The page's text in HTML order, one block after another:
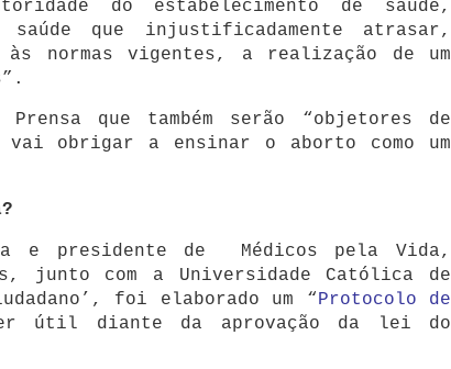
do estabelecimento de saúde,
que injustificadamente atrasar,
normas vigentes, a realização de um
que também serão “objetores de
obrigar a ensinar o aborto como um
e presidente de Médicos pela Vida,
junto com a Universidade Católica de
foi elaborado um “Protocolo de
útil diante da aprovação da lei do